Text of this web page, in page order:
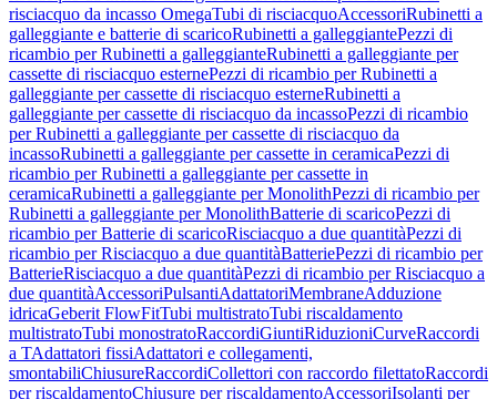
risciacquo da incasso OmegaTubi di risciacquoAccessoriRubinetti a
galleggiante e batterie di scaricoRubinetti a galleggiantePezzi di
ricambio per Rubinetti a galleggianteRubinetti a galleggiante per
cassette di risciacquo esternePezzi di ricambio per Rubinetti a
galleggiante per cassette di risciacquo esterneRubinetti a
galleggiante per cassette di risciacquo da incassoPezzi di ricambio
per Rubinetti a galleggiante per cassette di risciacquo da
incassoRubinetti a galleggiante per cassette in ceramicaPezzi di
ricambio per Rubinetti a galleggiante per cassette in
ceramicaRubinetti a galleggiante per MonolithPezzi di ricambio per
Rubinetti a galleggiante per MonolithBatterie di scaricoPezzi di
ricambio per Batterie di scaricoRisciacquo a due quantitàPezzi di
ricambio per Risciacquo a due quantitàBatteriePezzi di ricambio per
BatterieRisciacquo a due quantitàPezzi di ricambio per Risciacquo a
due quantitàAccessoriPulsantiAdattatoriMembraneAdduzione
idricaGeberit FlowFitTubi multistratoTubi riscaldamento
multistratoTubi monostratoRaccordiGiuntiRiduzioniCurveRaccordi
a TAdattatori fissiAdattatori e collegamenti,
smontabiliChiusureRaccordiCollettori con raccordo filettatoRaccordi
per riscaldamentoChiusure per riscaldamentoAccessoriIsolanti per